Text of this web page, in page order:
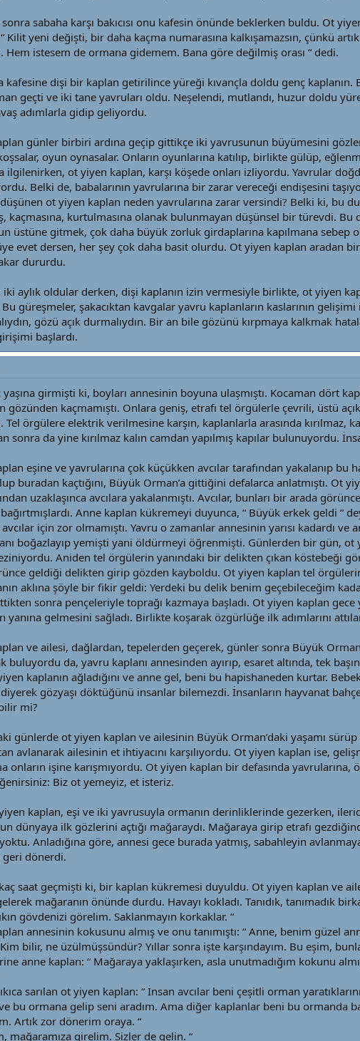
sabaha karşı bakıcısı onu kafesin önünde beklerken buldu. Ot
Kilit yeni değişti, bir daha kaçma numarasına kalkışamazsın, çünkü
Hem istesem de ormana gidemem. Bana göre değilmiş orası “ dedi.
kafesine dişi bir kaplan getirilince yüreği kıvançla doldu genç
geçti ve iki tane yavruları oldu. Neşelendi, mutlandı, huzur doldu
adımlarla gidip geliyordu.
günler birbiri ardına geçip gittikçe iki yavrusunun büyümesini
oyun oynasalar. Onların oyunlarına katılıp, birlikte gülüp,
ilgilenirken, ot yiyen kaplan, karşı köşede onları izliyordu. Yavrular
Belki de, babalarının yavrularına bir zarar vereceği endişesini
ot yiyen kaplan neden yavrularına zarar versindi? Belki ki, bu
kaçmasına, kurtulmasına olanak bulunmayan düşünsel bir türevdi.
üstüne gitmek, çok daha büyük zorluk girdaplarına kapılmana sebep
evet dersen, her şey çok daha basit olurdu. Ot yiyen kaplan aradan
dururdu.
iki aylık oldular derken, dişi kaplanın izin vermesiyle birlikte, ot yiyen
Bu güreşmeler, şakacıktan kavgalar yavru kaplanların kaslarının
gözü açık durmalıydın. Bir an bile gözünü kırpmaya kalkmak
başlardı.
yaşına girmişti ki, boyları annesinin boyuna ulaşmıştı. Kocaman dört
gözünden kaçmamıştı. Onlara geniş, etrafı tel örgülerle çevrili, üstü
Tel örgülere elektrik verilmesine karşın, kaplanlarla arasında kırılmaz,
sonra da yine kırılmaz kalın camdan yapılmış kapılar bulunuyordu.
eşine ve yavrularına çok küçükken avcılar tarafından yakalanıp
buradan kaçtığını, Büyük Orman’a gittiğini defalarca anlatmıştı. Ot
uzaklaşınca avcılara yakalanmıştı. Avcılar, bunları bir arada
Anne kaplan kükremeyi duyunca, “ Büyük erkek geldi “
için zor olmamıştı. Yavru o zamanlar annesinin yarısı kadardı
boğazlayıp yemişti yani öldürmeyi öğrenmişti. Günlerden bir gün,
Aniden tel örgülerin yanındaki bir delikten çıkan köstebeği
geldiği delikten girip gözden kayboldu. Ot yiyen kaplan tel
aklına şöyle bir fikir geldi: Yerdeki bu delik benim geçebileceğim
sonra pençeleriyle toprağı kazmaya başladı. Ot yiyen kaplan gece
yanına gelmesini sağladı. Birlikte koşarak özgürlüğe ilk adımlarını
ve ailesi, dağlardan, tepelerden geçerek, günler sonra Büyük
buluyordu da, yavru kaplanı annesinden ayırıp, esaret altında, tek
kaplanın ağladığını ve anne gel, beni bu hapishaneden kurtar.
diyerek gözyaşı döktüğünü insanlar bilemezdi. İnsanların hayvanat
mi?
günlerde ot yiyen kaplan ve ailesinin Büyük Orman’daki yaşamı
avlanarak ailesinin et ihtiyacını karşılıyordu. Ot yiyen kaplan ise,
onların işine karışmıyordu. Ot yiyen kaplan bir defasında
Biz ot yemeyiz, et isteriz.
kaplan, eşi ve iki yavrusuyla ormanın derinliklerinde gezerken,
dünyaya ilk gözlerini açtığı mağaraydı. Mağaraya girip etrafı
Anladığına göre, annesi gece burada yatmış, sabahleyin
geri dönerdi.
saat geçmişti ki, bir kaplan kükremesi duyuldu. Ot yiyen kaplan ve
mağaranın önünde durdu. Havayı kokladı. Tanıdık, tanımadık
gövdenizi görelim. Saklanmayın korkaklar. “
annesinin kokusunu almış ve onu tanımıştı: “ Anne, benim güzel
Kim bilir, ne üzülmüşsündür? Yıllar sonra işte karşındayım. Bu eşim,
anne kaplan: “ Mağaraya yaklaşırken, asla unutmadığım kokunu
sarılan ot yiyen kaplan: “ İnsan avcılar beni çeşitli orman
bu ormana gelip seni aradım. Ama diğer kaplanlar beni bu ormanda
Artık zor dönerim oraya. “
mağaramıza girelim. Sizler de gelin. “